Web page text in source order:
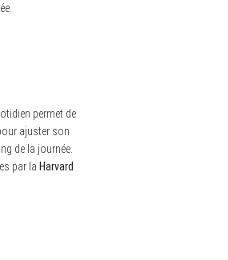
permet de
ajuster son
de la journée.
par la Harvard